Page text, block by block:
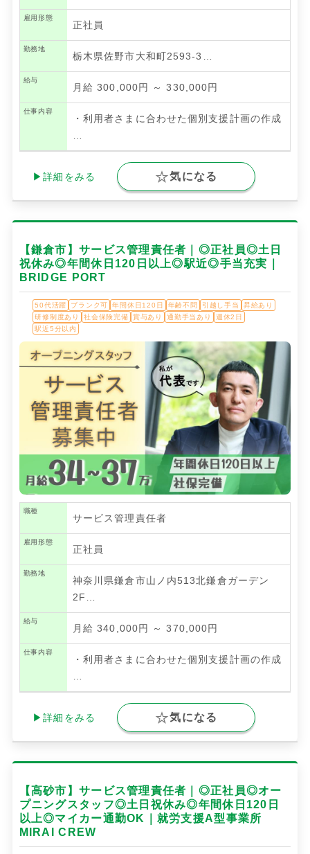
雇用形態
正社員
勤務地
栃木県佐野市大和町2593-3…
給与
月給 300,000円 ～ 330,000円
仕事内容
・利用者さまに合わせた個別支援計画の作成
▶詳細をみる 気になる
【鎌倉市】サービス管理責任者｜◎正社員◎土日
祝休み◎年間休日120日以上◎駅近◎手当充実｜
BRIDGE PORT
50代活躍 ブランク可 年間休日120日 年齢不問 引越し手当
昇給あり
研修制度あり
社会保険完備 賞与あり 通勤手当あり
週休2日
駅近5分以内
職種
サービス管理責任者
雇用形態
正社員
勤務地
神奈川県鎌倉市山ノ内513北鎌倉ガーデン
2F…
給与
月給 340,000円 ～ 370,000円
仕事内容
・利⽤者さまに合わせた個別⽀援計画の作成
▶詳細をみる 気になる
【高砂市】サービス管理責任者｜◎正社員◎オー
プニングスタッフ◎土日祝休み◎年間休日120日
以上◎マイカー通勤OK｜就労支援A型事業所
MIRAI CREW